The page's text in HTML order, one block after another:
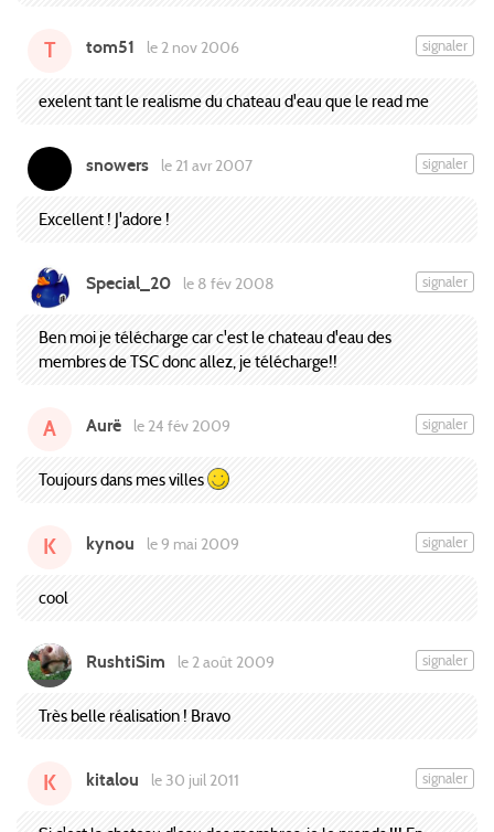
T tom51 le 2 nov 2006 signaler
exelent tant le realisme du chateau d'eau que le read me
snowers le 21 avr 2007 signaler
Excellent ! J'adore !
Special_20 le 8 fév 2008 signaler
Ben moi je télécharge car c'est le chateau d'eau des
membres de TSC donc allez, je télécharge!!
A Aurë le 24 fév 2009 signaler
Toujours dans mes villes
K kynou le 9 mai 2009 signaler
cool
RushtiSim le 2 août 2009 signaler
Très belle réalisation ! Bravo
K kitalou le 30 juil 2011 signaler